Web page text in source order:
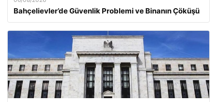
Bahçelievler’de Güvenlik Problemi ve Binanın Çöküşü